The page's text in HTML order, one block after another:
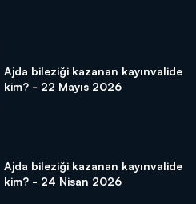
Ajda bileziği kazanan kayınvalide
kim? - 22 Mayıs 2026
Ajda bileziği kazanan kayınvalide
kim? - 24 Nisan 2026